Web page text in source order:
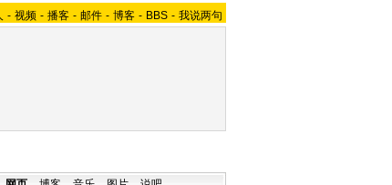
- 视频 - 播客 - 邮件 - 博客 - BBS - 我说两句